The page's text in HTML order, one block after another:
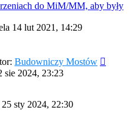
do MiM/MM, aby były
14 lut 2021, 14:29
Budowniczy Mostów
sie 2024, 23:23
sty 2024, 22:30